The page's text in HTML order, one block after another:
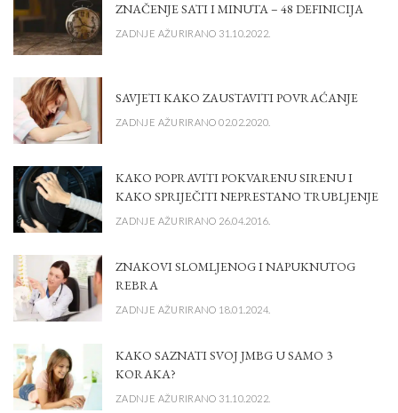
ZNAČENJE SATI I MINUTA – 48 DEFINICIJA
ZADNJE AŽURIRANO 31.10.2022.
SAVJETI KAKO ZAUSTAVITI POVRAĆANJE
ZADNJE AŽURIRANO 02.02.2020.
KAKO POPRAVITI POKVARENU SIRENU I
KAKO SPRIJEČITI NEPRESTANO TRUBLJENJE
ZADNJE AŽURIRANO 26.04.2016.
ZNAKOVI SLOMLJENOG I NAPUKNUTOG
REBRA
ZADNJE AŽURIRANO 18.01.2024.
KAKO SAZNATI SVOJ JMBG U SAMO 3
KORAKA?
ZADNJE AŽURIRANO 31.10.2022.